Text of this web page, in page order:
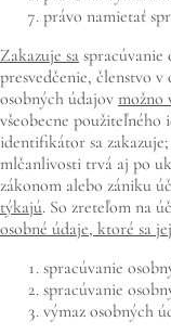
právo namietať
Zakazuje sa
presvedčenie, členstvo
osobných údajov možno
všeobecne
identifikátor sa
mlčanlivosti trvá aj po
zákonom alebo zániku
týkajú. So zreteľom na
osobné údaje, ktoré sa
spracúvanie
spracúvanie
výmaz osobných